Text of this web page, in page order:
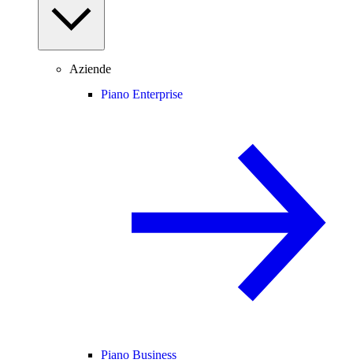
Aziende
Piano Enterprise
Piano Business